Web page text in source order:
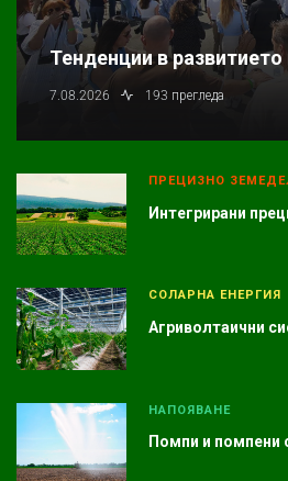
Тенденции в развитието
7.08.2026 193 прегледа
ПРЕЦИЗНО
Интегрирани
СОЛАРНА ЕНЕРГИЯ
Агриволтаични
НАПОЯВАНЕ
Помпи и помпени